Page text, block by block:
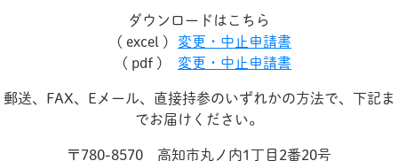
ダウンロードはこちら
( excel )
変更・中止申請書
( pdf )
変更・中止申請書
郵送、FAX、Eメール、直接持参のいずれかの方法で、下記ま
でお届けください。
〒780-8570 高知市丸ノ内1丁目2番20号